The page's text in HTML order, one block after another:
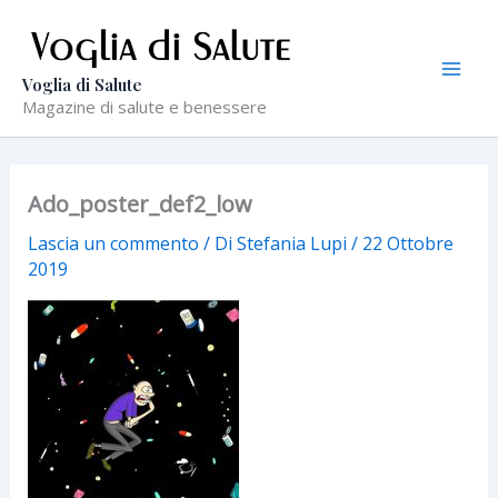
contenuto
Voglia di Salute
Magazine di salute e benessere
Ado_poster_def2_low
Lascia un commento / Di Stefania Lupi / 22 Ottobre
2019